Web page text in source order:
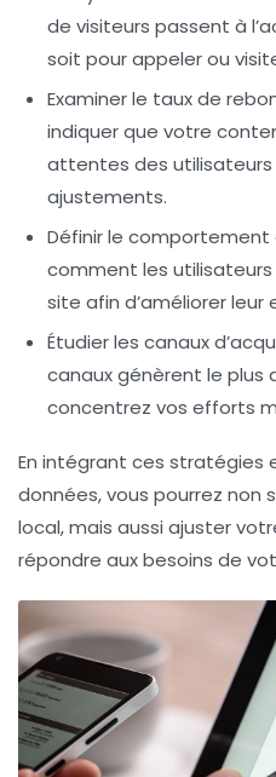
de visiteurs passent à
soit pour appeler ou
Examiner le taux de
indiquer que votre
attentes des
ajustements.
Définir le comportement
comment les
site afin d’améliorer leur
Étudier les canaux
canaux génèrent le plus
concentrez vos efforts
En intégrant ces stratégies
données, vous pourrez non
local, mais aussi ajuster
répondre aux besoins de